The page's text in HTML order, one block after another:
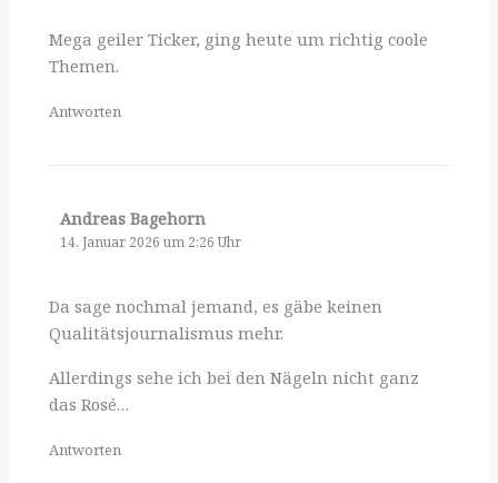
Mega geiler Ticker, ging heute um richtig coole
Themen.
Antworten
Andreas Bagehorn
14. Januar 2026 um 2:26 Uhr
Da sage nochmal jemand, es gäbe keinen
Qualitätsjournalismus mehr.
Allerdings sehe ich bei den Nägeln nicht ganz
das Rosé…
Antworten